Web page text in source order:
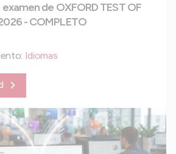
de OXFORD TEST OF
- COMPLETO
Idiomas